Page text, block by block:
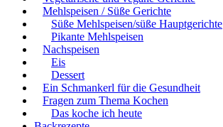
Mehlspeisen / Süße Gerichte
Süße Mehlspeisen/süße Hauptgerichte
Pikante Mehlspeisen
Nachspeisen
Eis
Dessert
Ein Schmankerl für die Gesundheit
Fragen zum Thema Kochen
Das koche ich heute